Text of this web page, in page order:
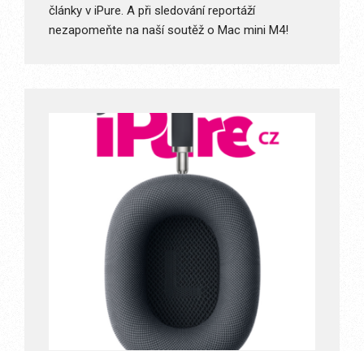
články v iPure. A při sledování reportáží
nezapomeňte na naší soutěž o Mac mini M4!